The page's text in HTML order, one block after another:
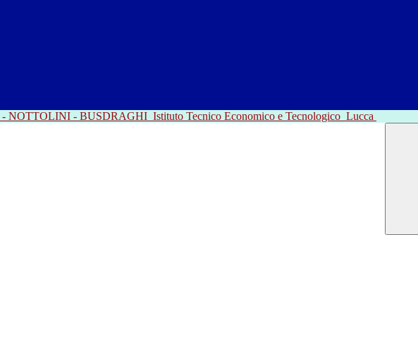
NOTTOLINI - BUSDRAGHI Istituto Tecnico Economico e Tecnologico Lucca